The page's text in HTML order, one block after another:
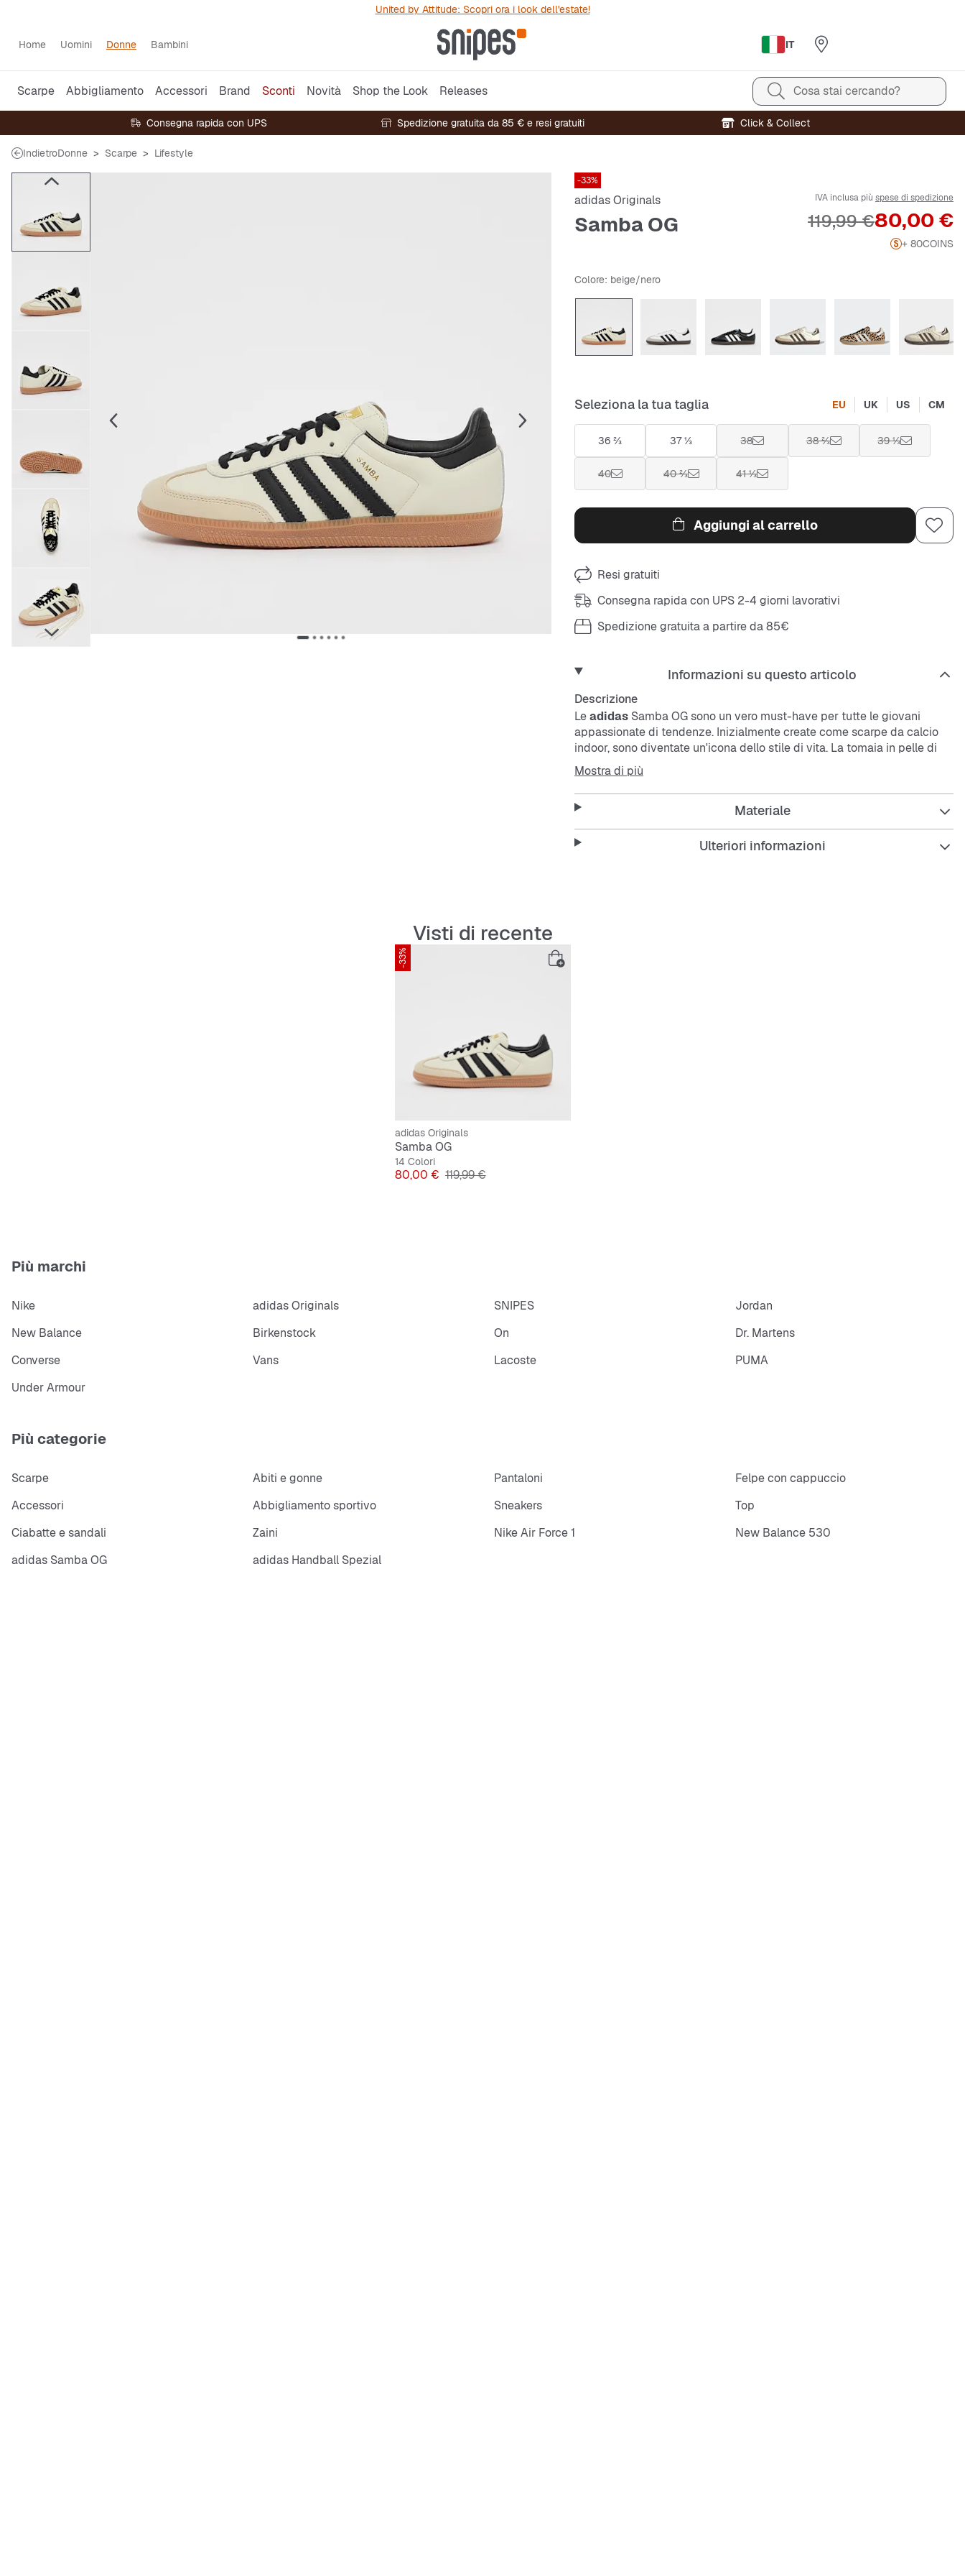
United by Attitude: Scopri ora i look dell'estate!
Home Uomini Donne Bambini IT
Scarpe Abbigliamento Accessori Brand Sconti Novità Shop the Look Releases Cosa stai cercando?
Consegna rapida con UPS Spedizione gratuita da 85 € e resi gratuiti Click & Collect
IndietroDonne Scarpe Lifestyle
-33%
adidas Originals
Samba OG
IVA inclusa più spese di spedizione
Prezzo
80,00 €
Prezzo originale
119,99 €
+ 80COINS
Colore: beige/nero
Seleziona la tua taglia EU UK US CM
36 ⅔ 37 ⅓ 38 38 ⅔ 39 ⅓
40 40 ⅔ 41 ⅓
Aggiungi al carrello
Resi gratuiti
Consegna rapida con UPS 2-4 giorni lavorativi
Spedizione gratuita a partire da 85€
Informazioni su questo articolo
Descrizione
Leadidas Samba OG sono un vero must-have per tutte le giovani
appassionate di tendenze. Inizialmente create come scarpe da calcio
indoor, sono diventate un'icona dello stile di vita. La tomaia in pelle di
alta qualità e le sovrapposizioni in nabuk danno a questa silhouette
leggendaria un tocco di stile. Gli accenti dorati e le classiche 3 strisce ai
lati garantiscono l'autentico stileadidas. Un vero classico, rivisitato per
le trendsetter di oggi.
Features:
Mostra di più
Materiale
Ulteriori informazioni
Visti di recente
-33%
adidas Originals
Samba OG
14 Colori
Prezzo
80,00 € Prezzo originale
119,99 €
Più marchi
Nike adidas Originals SNIPES
Jordan
New Balance
Birkenstock On
Dr. Martens
Converse
Vans Lacoste
PUMA
Under Armour
Più categorie
Scarpe Abiti e gonne Pantaloni
Felpe con cappuccio
Accessori
Abbigliamento sportivo Sneakers
Top
Ciabatte e sandali
Zaini Nike Air Force 1
New Balance 530
adidas Samba OG
adidas Handball Spezial